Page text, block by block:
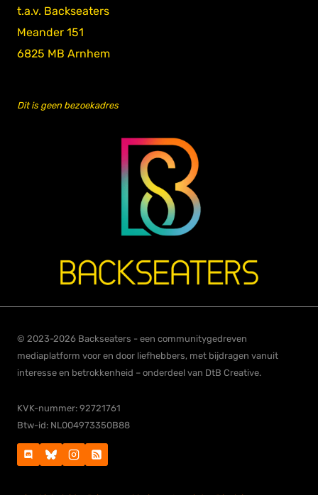
t.a.v. Backseaters
Meander 151
6825 MB Arnhem
Dit is geen bezoekadres
© 2023-2026 Backseaters - een communitygedreven
mediaplatform voor en door liefhebbers, met bijdragen vanuit
interesse en betrokkenheid – onderdeel van DtB Creative.
KVK-nummer: 92721761
Btw-id: NL004973350B88